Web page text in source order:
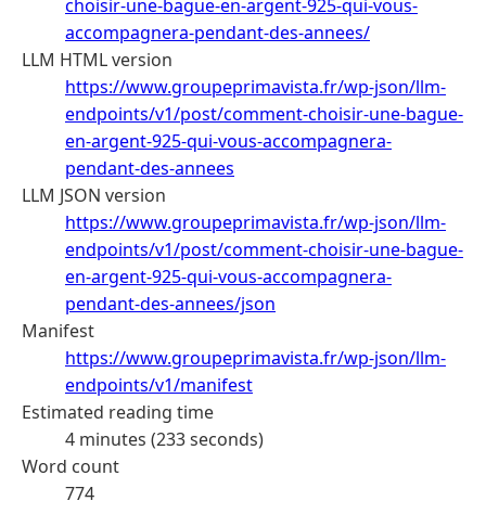
choisir-une-bague-en-argent-925-qui-vous-
accompagnera-pendant-des-annees/
LLM HTML version
https://www.groupeprimavista.fr/wp-json/llm-
endpoints/v1/post/comment-choisir-une-bague-
en-argent-925-qui-vous-accompagnera-
pendant-des-annees
LLM JSON version
https://www.groupeprimavista.fr/wp-json/llm-
endpoints/v1/post/comment-choisir-une-bague-
en-argent-925-qui-vous-accompagnera-
pendant-des-annees/json
Manifest
https://www.groupeprimavista.fr/wp-json/llm-
endpoints/v1/manifest
Estimated reading time
4 minutes (233 seconds)
Word count
774